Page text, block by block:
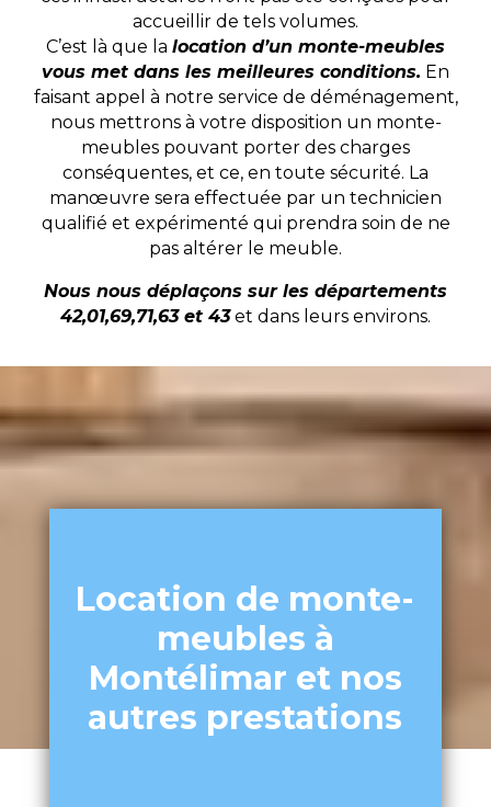
accueillir de tels volumes.
C’est là que la location d’un monte-meubles
vous met dans les meilleures conditions. En
faisant appel à notre service de déménagement,
nous mettrons à votre disposition un monte-
meubles pouvant porter des charges
conséquentes, et ce, en toute sécurité. La
manœuvre sera effectuée par un technicien
qualifié et expérimenté qui prendra soin de ne
pas altérer le meuble.
Nous nous déplaçons sur les départements
42,01,69,71,63 et 43et dans leurs environs.
Location de monte-
meubles à
Montélimar et nos
autres prestations